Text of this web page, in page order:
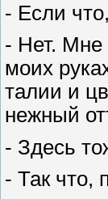
- Если
- Нет. Мне
моих
талии и
нежный
- Здесь
- Так что,